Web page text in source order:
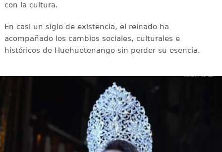
con la cultura.
En casi un siglo de existencia, el reinado ha
acompañado los cambios sociales, culturales e
históricos de Huehuetenango sin perder su esencia.